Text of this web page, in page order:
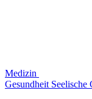
Medizin
Gesundheit Seelische